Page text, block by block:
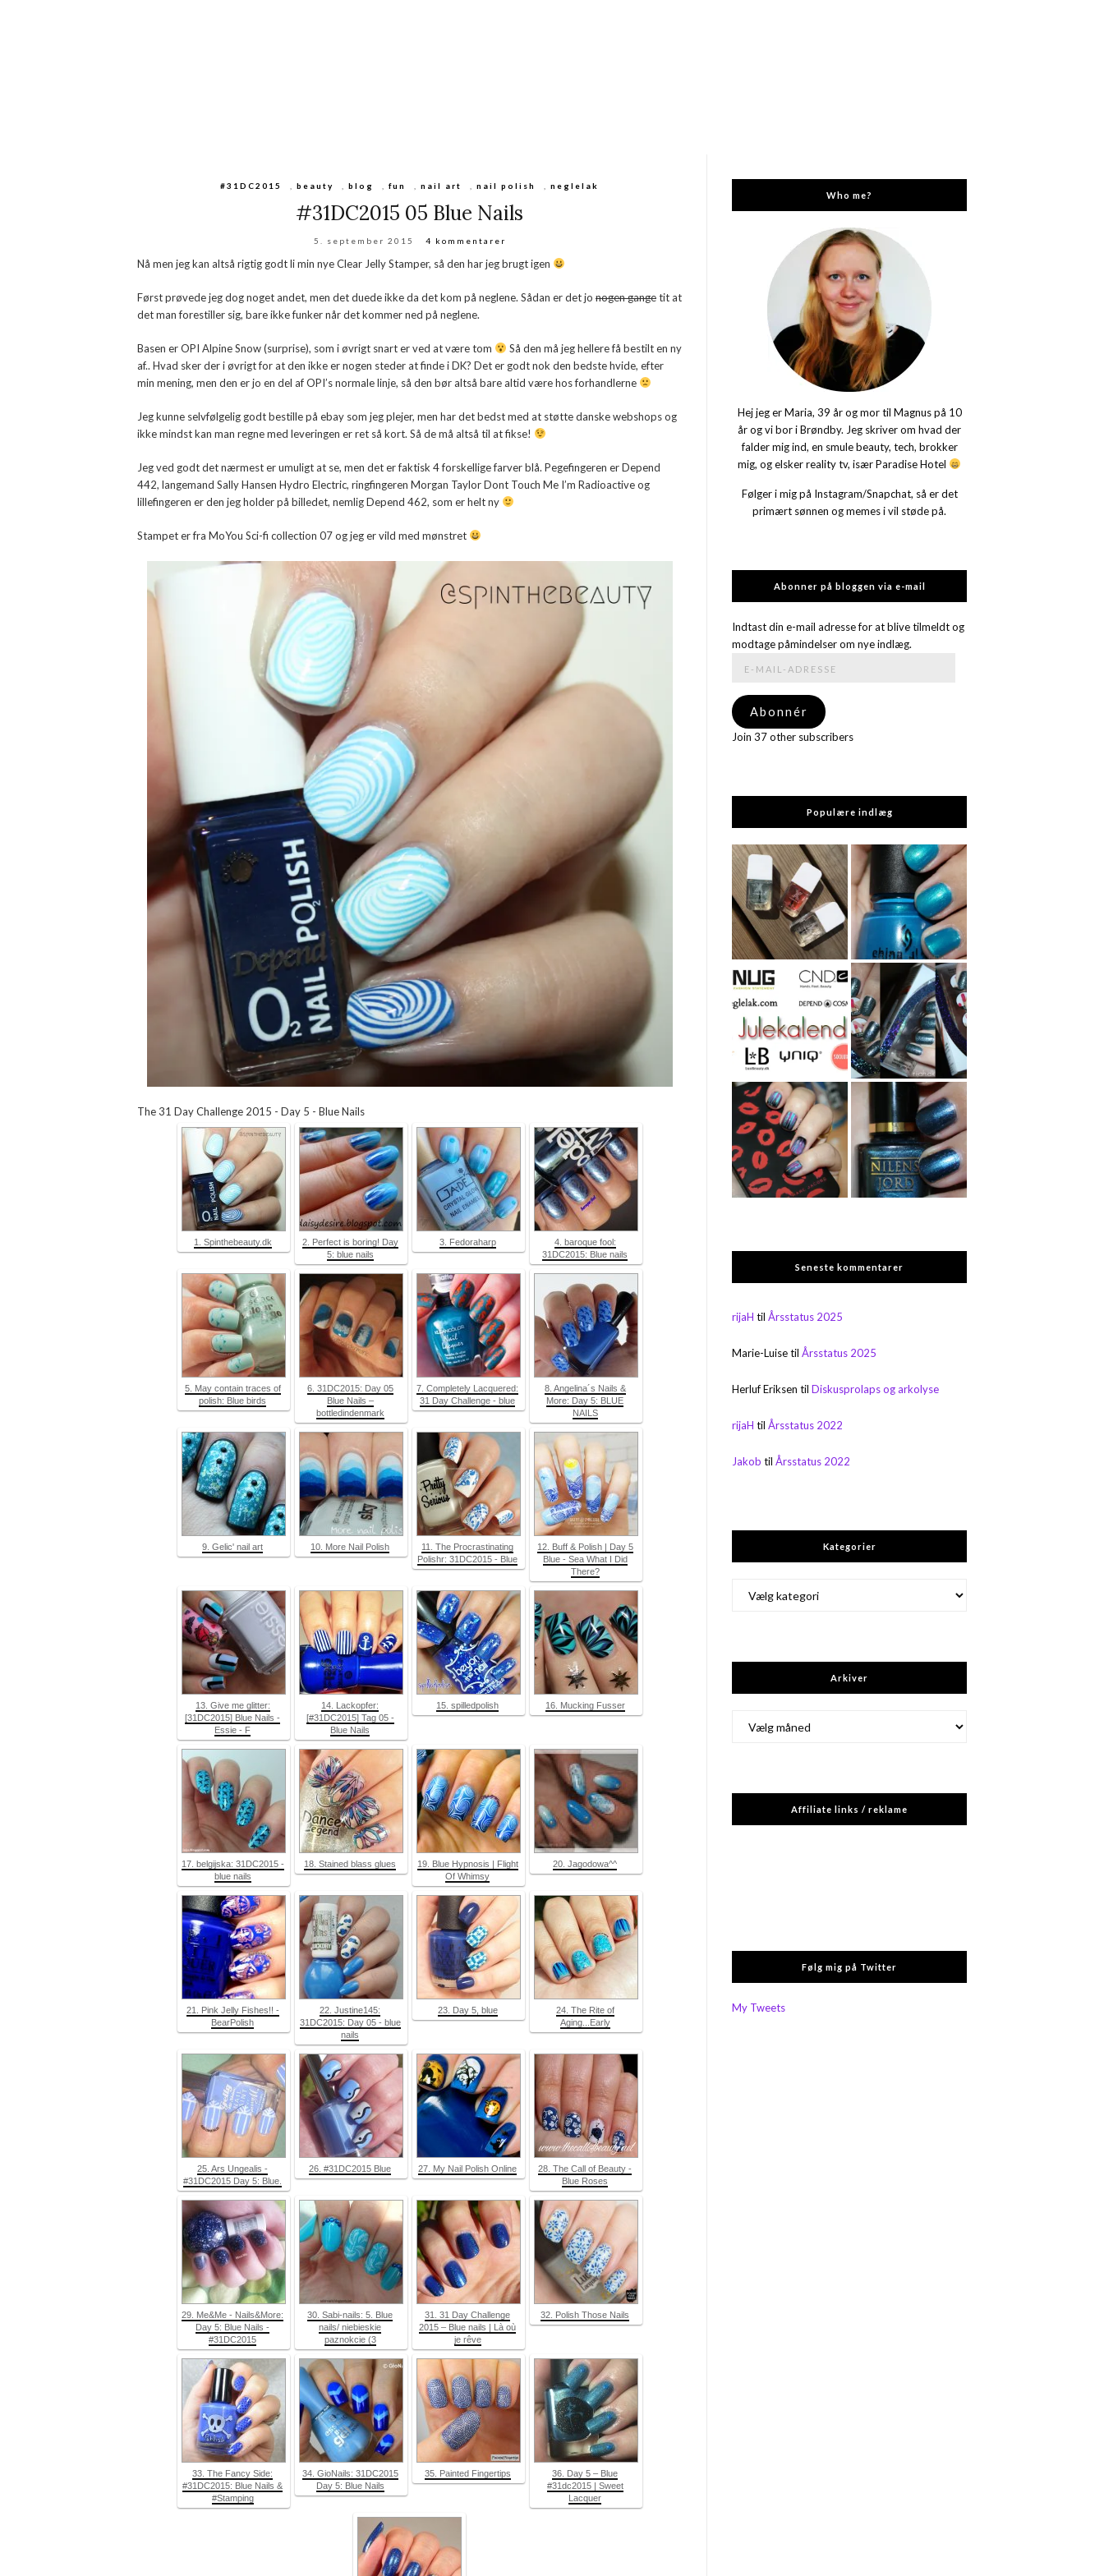
#31DC2015 ,beauty ,blog ,fun ,nail art ,nail polish ,neglelak
#31DC2015 05 Blue Nails
5. september 2015 4 kommentarer
Nå men jeg kan altså rigtig godt li min nye Clear Jelly Stamper, så den har jeg brugt igen
Først prøvede jeg dog noget andet, men det duede ikke da det kom på neglene. Sådan er det jo nogen gangetit at
det man forestiller sig, bare ikke funker når det kommer ned på neglene.
Basen er OPI Alpine Snow (surprise), som i øvrigt snart er ved at være tom
Så den må jeg hellere få bestilt en ny
af.. Hvad sker der i øvrigt for at den ikke er nogen steder at finde i DK? Det er godt nok den bedste hvide, efter
min mening, men den er jo en del af OPI’s normale linje, så den bør altså bare altid være hos forhandlerne
Jeg kunne selvfølgelig godt bestille på ebay som jeg plejer, men har det bedst med at støtte danske webshops og
ikke mindst kan man regne med leveringen er ret så kort. Så de må altså til at fikse!
Jeg ved godt det nærmest er umuligt at se, men det er faktisk 4 forskellige farver blå. Pegefingeren er Depend
442, langemand Sally Hansen Hydro Electric, ringfingeren Morgan Taylor Dont Touch Me I’m Radioactive og
lillefingeren er den jeg holder på billedet, nemlig Depend 462, som er helt ny
Stampet er fra MoYou Sci-fi collection 07 og jeg er vild med mønstret
The 31 Day Challenge 2015 - Day 5 - Blue Nails
1. Spinthebeauty.dk
2. Perfect is boring! Day
5: blue nails
3. Fedoraharp
4. baroque fool:
31DC2015: Blue nails
5. May contain traces of
polish: Blue birds
6. 31DC2015: Day 05
Blue Nails –
bottledindenmark
7. Completely Lacquered:
31 Day Challenge - blue
8. Angelina´s Nails &
More: Day 5: BLUE
NAILS
9. Gelic' nail art 10. More Nail Polish
11. The Procrastinating
Polishr: 31DC2015 - Blue
12. Buff & Polish | Day 5
Blue - Sea What I Did
There?
13. Give me glitter:
[31DC2015] Blue Nails -
Essie - F
14. Lackopfer:
[#31DC2015] Tag 05 -
Blue Nails
15. spilledpolish 16. Mucking Fusser
17. belgijska: 31DC2015 -
blue nails
18. Stained blass glues
19. Blue Hypnosis | Flight
Of Whimsy
20. Jagodowa^^
21. Pink Jelly Fishes!! -
BearPolish
22. Justine145:
31DC2015: Day 05 - blue
nails
23. Day 5, blue
24. The Rite of
Aging...Early
25. Ars Ungealis -
#31DC2015 Day 5: Blue.
26. #31DC2015 Blue 27. My Nail Polish Online
28. The Call of Beauty -
Blue Roses
29. Me&Me - Nails&More:
Day 5: Blue Nails -
#31DC2015
30. Sabi-nails: 5. Blue
nails/ niebieskie
paznokcie (3
31. 31 Day Challenge
2015 – Blue nails | Là où
je rêve
32. Polish Those Nails
33. The Fancy Side:
#31DC2015: Blue Nails &
#Stamping
34. GioNails: 31DC2015
Day 5: Blue Nails
35. Painted Fingertips
36. Day 5 – Blue
#31dc2015 | Sweet
Lacquer
Who me?
Hej jeg er Maria, 39 år og mor til Magnus på 10
år og vi bor i Brøndby. Jeg skriver om hvad der
falder mig ind, en smule beauty, tech, brokker
mig, og elsker reality tv, især Paradise Hotel
Følger i mig på Instagram/Snapchat, så er det
primært sønnen og memes i vil støde på.
Abonner på bloggen via e-mail
Indtast din e-mail adresse for at blive tilmeldt og
modtage påmindelser om nye indlæg.
adresse
Abonnér
Join 37 other subscribers
Populære indlæg
Seneste kommentarer
rijaH tilÅrsstatus 2025
Marie-LuisetilÅrsstatus 2025
Herluf Eriksen tilDiskusprolaps og arkolyse
rijaH tilÅrsstatus 2022
Jakob tilÅrsstatus 2022
Kategorier
Arkiver
Affiliate links / reklame
Følg mig på Twitter
My Tweets